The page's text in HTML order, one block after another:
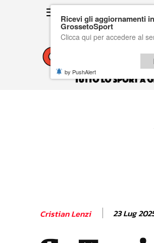
Cristian Lenzi 23 Lug
Ricevi gli aggiornamenti
GrossetoSport
Clicca qui per accedere al
by PushAlert